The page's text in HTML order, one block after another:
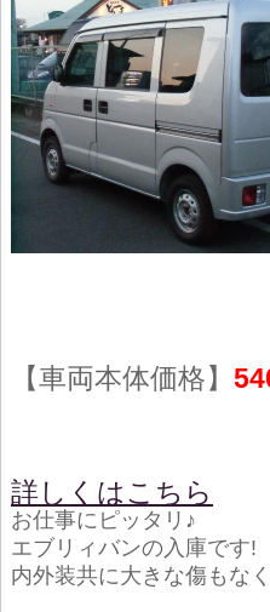
【車両本体価格】
詳しくはこちら
お仕事にピッタリ♪
エブリィバンの入庫です!
内外装共に大きな傷もな